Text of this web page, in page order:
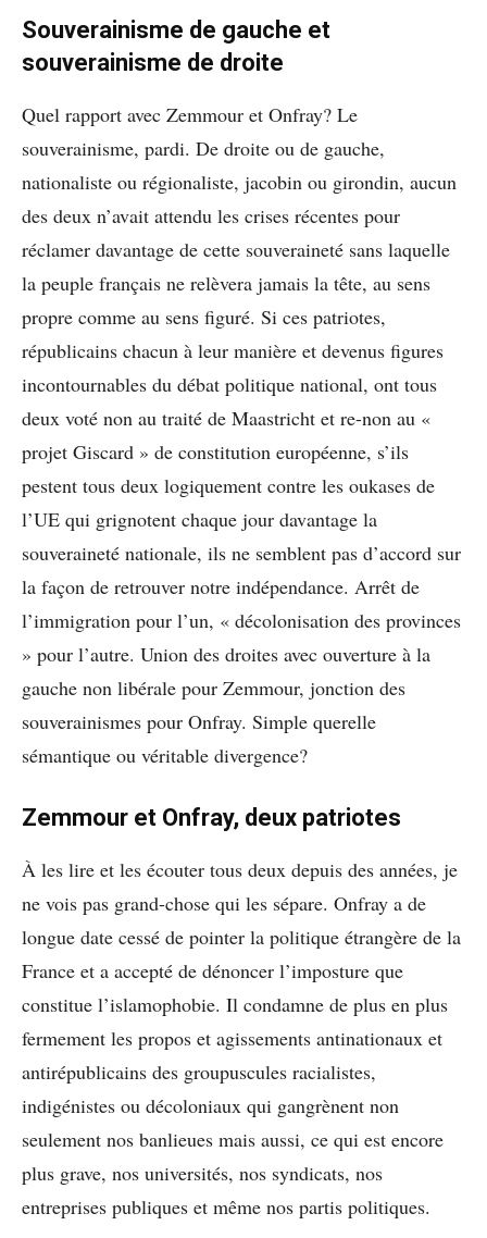
Souverainisme de gauche et
souverainisme de droite
Quel rapport avec Zemmour et Onfray? Le
souverainisme, pardi. De droite ou de gauche,
nationaliste ou régionaliste, jacobin ou girondin, aucun
des deux n’avait attendu les crises récentes pour
réclamer davantage de cette souveraineté sans laquelle
la peuple français ne relèvera jamais la tête, au sens
propre comme au sens figuré. Si ces patriotes,
républicains chacun à leur manière et devenus figures
incontournables du débat politique national, ont tous
deux voté non au traité de Maastricht et re-non au «
projet Giscard » de constitution européenne, s’ils
pestent tous deux logiquement contre les oukases de
l’UE qui grignotent chaque jour davantage la
souveraineté nationale, ils ne semblent pas d’accord sur
la façon de retrouver notre indépendance. Arrêt de
l’immigration pour l’un, « décolonisation des provinces
» pour l’autre. Union des droites avec ouverture à la
gauche non libérale pour Zemmour, jonction des
souverainismes pour Onfray. Simple querelle
sémantique ou véritable divergence?
Zemmour et Onfray, deux patriotes
À les lire et les écouter tous deux depuis des années, je
ne vois pas grand-chose qui les sépare. Onfray a de
longue date cessé de pointer la politique étrangère de la
France et a accepté de dénoncer l’imposture que
constitue l’islamophobie. Il condamne de plus en plus
fermement les propos et agissements antinationaux et
antirépublicains des groupuscules racialistes,
indigénistes ou décoloniaux qui gangrènent non
seulement nos banlieues mais aussi, ce qui est encore
plus grave, nos universités, nos syndicats, nos
entreprises publiques et même nos partis politiques.